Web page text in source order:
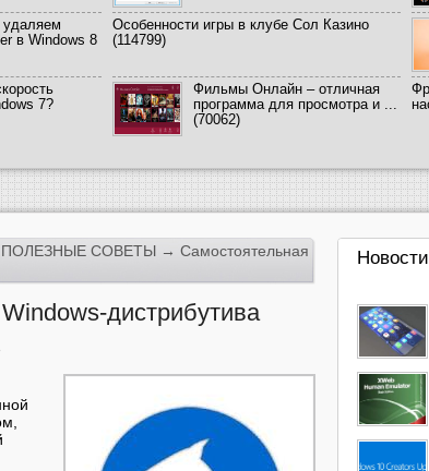
в Windows 8
Особенности игры в клубе Сол Казино
(114799)
7?
Фильмы Онлайн – отличная
программа для просмотра и ...
(70062)
ПОЛЕЗНЫЕ СОВЕТЫ → Самостоятельная
дистрибутива
Новости